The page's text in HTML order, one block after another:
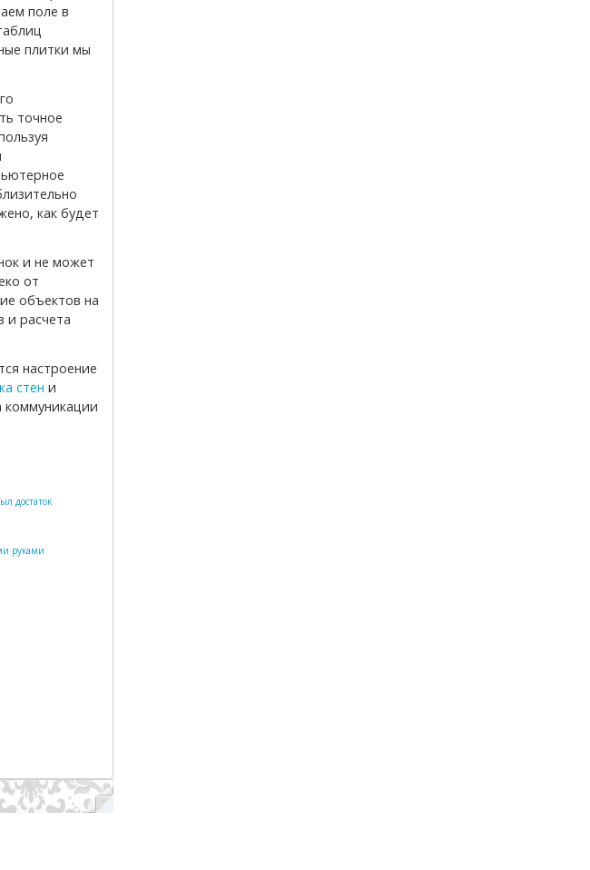
поле в
плитки мы
точное
как будет
от
объектов на
и расчета
стен и
коммуникации
достаток
руками